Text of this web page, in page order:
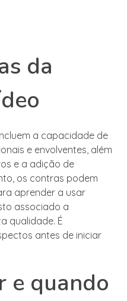
da
a capacidade de
e envolventes, além
e a adição de
os contras podem
aprender a usar
associado a
qualidade. É
antes de iniciar
e quando